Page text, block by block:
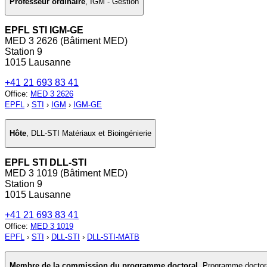
EPFL STI IGM-GE
MED 3 2626 (Bâtiment MED)
Station 9
1015 Lausanne
+41 21 693 83 41
Office: MED 3 2626
EPFL › STI › IGM › IGM-GE
Hôte, DLL-STI Matériaux et Bioingénierie
EPFL STI DLL-STI
MED 3 1019 (Bâtiment MED)
Station 9
1015 Lausanne
+41 21 693 83 41
Office: MED 3 1019
EPFL › STI › DLL-STI › DLL-STI-MATB